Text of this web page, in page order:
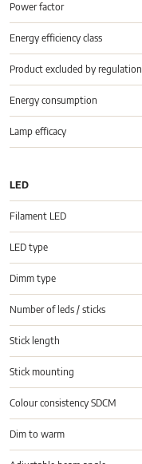
Power factor
Energy efficiency class
Product excluded by regulation
Energy consumption
Lamp efficacy
LED
Filament LED
LED type
Dimm type
Number of leds / sticks
Stick length
Stick mounting
Colour consistency SDCM
Dim to warm